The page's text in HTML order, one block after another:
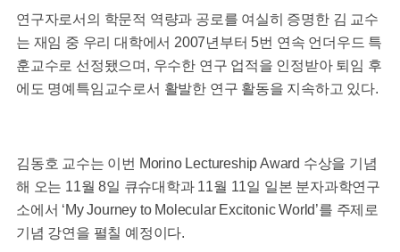
연구자로서의 학문적 역량과 공로를 여실히 증명한 김 교수
는 재임 중 우리 대학에서 2007년부터 5번 연속 언더우드 특
훈교수로 선정됐으며, 우수한 연구 업적을 인정받아 퇴임 후
에도 명예특임교수로서 활발한 연구 활동을 지속하고 있다.
김동호 교수는 이번 Morino Lectureship Award 수상을 기념
해 오는 11월 8일 큐슈대학과 11월 11일 일본 분자과학연구
소에서 ‘My Journey to Molecular Excitonic World’를 주제로
기념 강연을 펼칠 예정이다.